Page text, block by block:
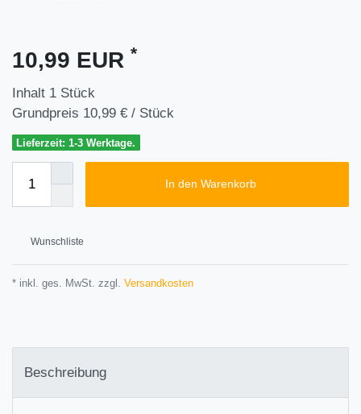
10,99 EUR *
Inhalt 1 Stück
Grundpreis 10,99 € / Stück
Lieferzeit: 1-3 Werktage.
In den Warenkorb
Wunschliste
* inkl. ges. MwSt. zzgl. Versandkosten
Beschreibung